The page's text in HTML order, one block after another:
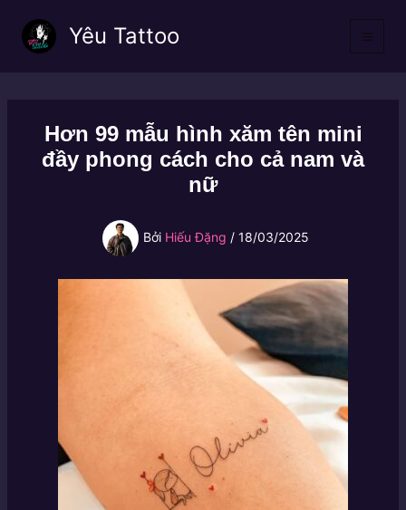
Yêu Tattoo
Hơn 99 mẫu hình xăm tên mini
đầy phong cách cho cả nam và
nữ
Bởi Hiếu Đặng / 18/03/2025